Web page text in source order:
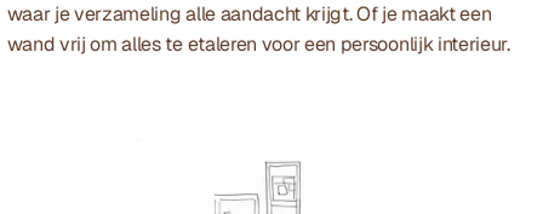
waar je verzameling alle aandacht krijgt. Of je maakt een
wand vrij om alles te etaleren voor een persoonlijk interieur.